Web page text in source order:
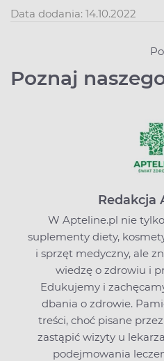
Data dodania: 14.10.2022
Poznaj
Redakcja
W Apteline.pl nie
suplementy diety,
i sprzęt medyczny, ale
wiedzę o zdrowiu i
Edukujemy i
dbania o zdrowie.
treści, choć pisane
zastąpić wizyty u
podejmowania